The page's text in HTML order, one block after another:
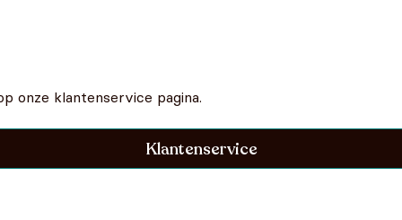
onze klantenservice pagina.
Klantenservice